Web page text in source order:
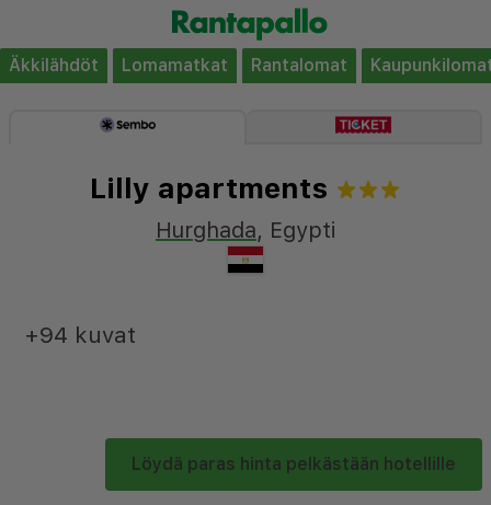
Äkkilähdöt Lomamatkat Rantalomat
Lilly apartments
Hurghada, Egypti
Löydä paras hinta pelkästään hotellille
+94 kuvat